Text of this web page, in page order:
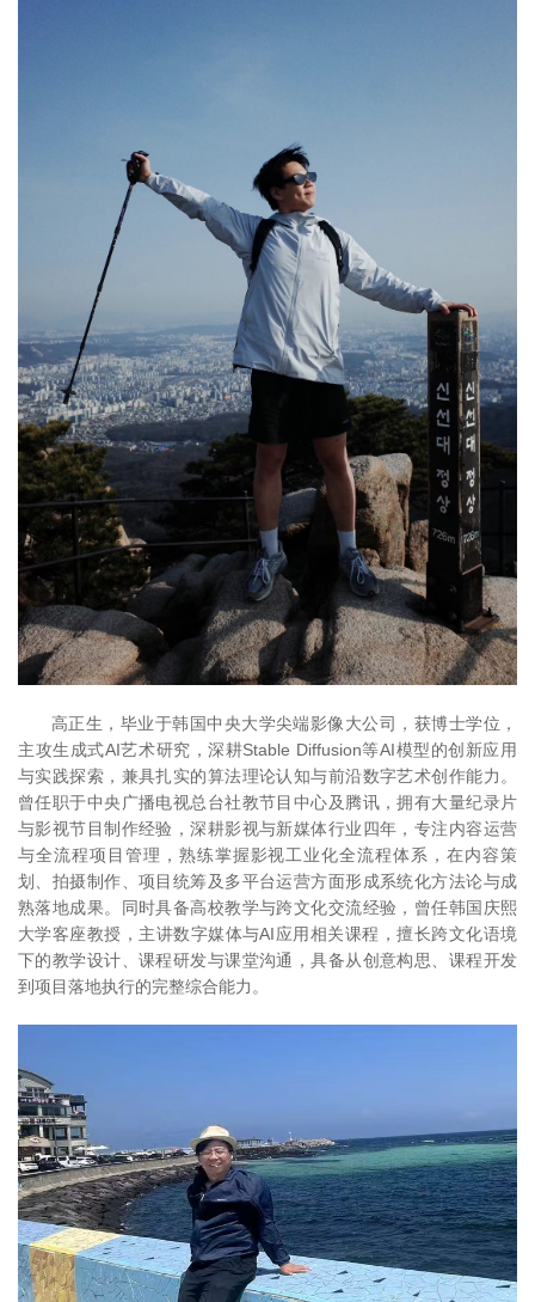
高正生，毕业于韩国中央大学尖端影像大公司，获博士学位，
主攻生成式AI艺术研究，深耕Stable Diffusion等AI模型的创新应用
与实践探索，兼具扎实的算法理论认知与前沿数字艺术创作能力。
曾任职于中央广播电视总台社教节目中心及腾讯，拥有大量纪录片
与影视节目制作经验，深耕影视与新媒体行业四年，专注内容运营
与全流程项目管理，熟练掌握影视工业化全流程体系，在内容策
划、拍摄制作、项目统筹及多平台运营方面形成系统化方法论与成
熟落地成果。同时具备高校教学与跨文化交流经验，曾任韩国庆熙
大学客座教授，主讲数字媒体与AI应用相关课程，擅长跨文化语境
下的教学设计、课程研发与课堂沟通，具备从创意构思、课程开发
到项目落地执行的完整综合能力。